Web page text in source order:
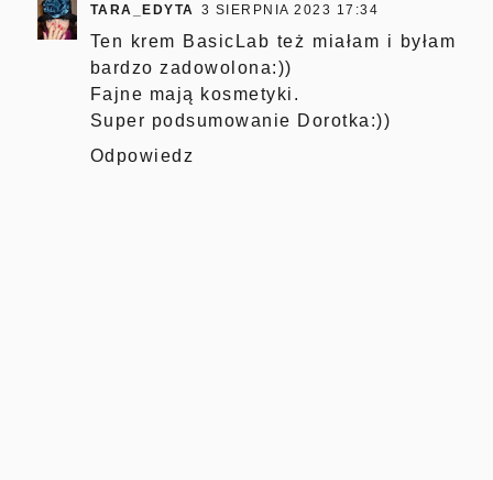
TARA_EDYTA 3 SIERPNIA 2023 17:34
Ten krem BasicLab też miałam i byłam
bardzo zadowolona:))
Fajne mają kosmetyki.
Super podsumowanie Dorotka:))
Odpowiedz